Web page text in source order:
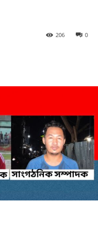
0
206